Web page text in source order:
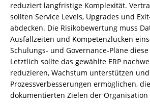
reduziert langfristige Komplexität.
sollten Service Levels, Upgrades und
abdecken. Die Risikobewertung muss
Ausfallzeiten und Kompetenzlücken
Schulungs‑ und Governance‑Pläne
Letztlich sollte das gewählte ERP
reduzieren, Wachstum unterstützen
Prozessverbesserungen ermöglichen,
dokumentierten Zielen der